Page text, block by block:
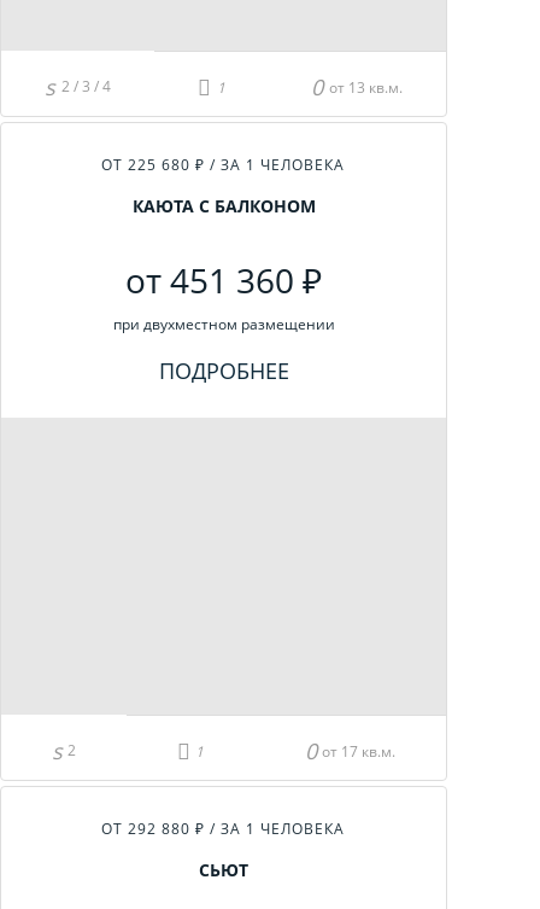
2 / 3 / 4 от 13 кв.м.
ОТ 225 680 ₽ / ЗА 1 ЧЕЛОВЕКА
КАЮТА С БАЛКОНОМ
от 451 360 ₽
при двухместном размещении
ПОДРОБНЕЕ
2 от 17 кв.м.
ОТ 292 880 ₽ / ЗА 1 ЧЕЛОВЕКА
СЬЮТ